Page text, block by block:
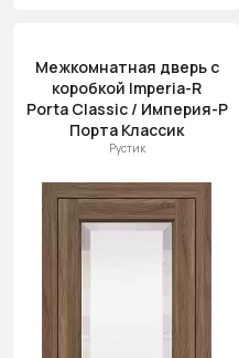
Межкомнатная дверь с
коробкой Imperia-R
Porta Classic / Империя-Р
Порта Классик
Рустик